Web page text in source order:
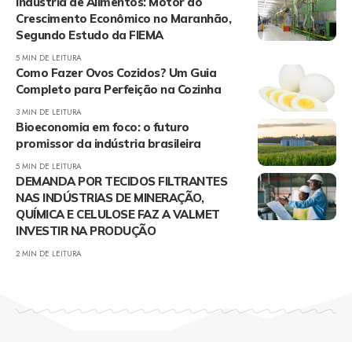
Crescimento Econômico no Maranhão,
Segundo Estudo da FIEMA
5 MIN DE LEITURA
Como Fazer Ovos Cozidos? Um Guia
Completo para Perfeição na Cozinha
3 MIN DE LEITURA
Bioeconomia em foco: o futuro
promissor da indústria brasileira
5 MIN DE LEITURA
DEMANDA POR TECIDOS FILTRANTES
NAS INDÚSTRIAS DE MINERAÇÃO,
QUÍMICA E CELULOSE FAZ A VALMET
INVESTIR NA PRODUÇÃO
2 MIN DE LEITURA